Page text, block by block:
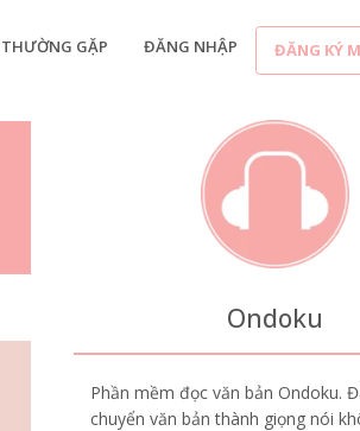
GẶP ĐĂNG NHẬP ĐĂNG KÝ
Ondoku
Phần mềm đọc văn bản Ondoku.
chuyển văn bản thành giọng nói